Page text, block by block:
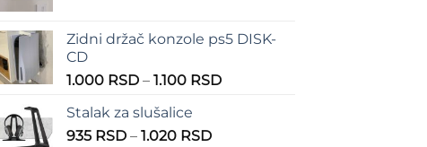
555 RSD
900 RSD
Zidni držač konzole ps5 DISK-
CD
1.000 RSD – 1.100 RSDRaspon
Stalak za slušalice
935 RSD – 1.020 RSDRaspon